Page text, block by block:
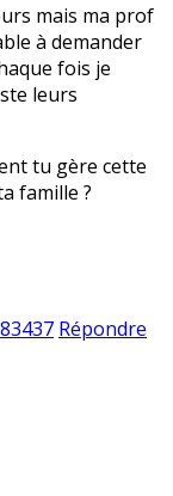
mais ma prof
à demander
fois je
leurs
tu gère cette
famille ?
Répondre